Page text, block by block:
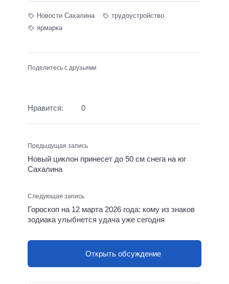
Новости Сахалина
трудоустройство
ярмарка
Поделитесь с друзьями
Нравится: 0
Предыдущая запись
Новый циклон принесет до 50 см снега на юг
Сахалина
Следующая запись
Гороскоп на 12 марта 2026 года: кому из знаков
зодиака улыбнется удача уже сегодня
Открыть обсуждение